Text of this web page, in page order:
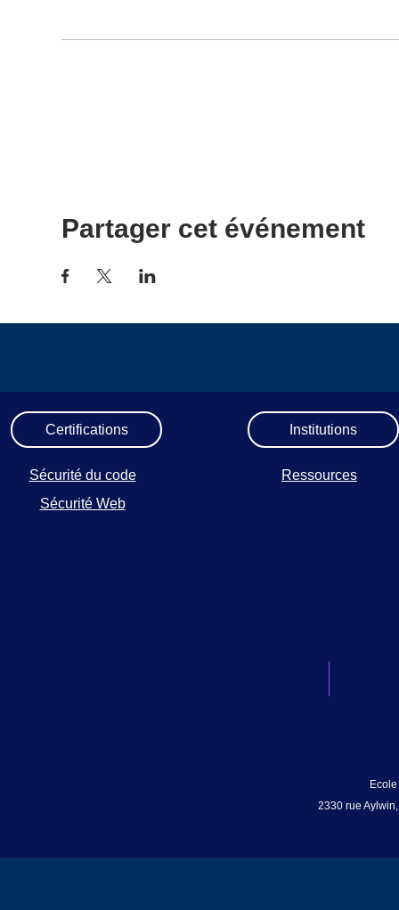
Partager cet événement
Certifications
Sécurité du code
Sécurité Web
Institutions
Ressources
2330 rue